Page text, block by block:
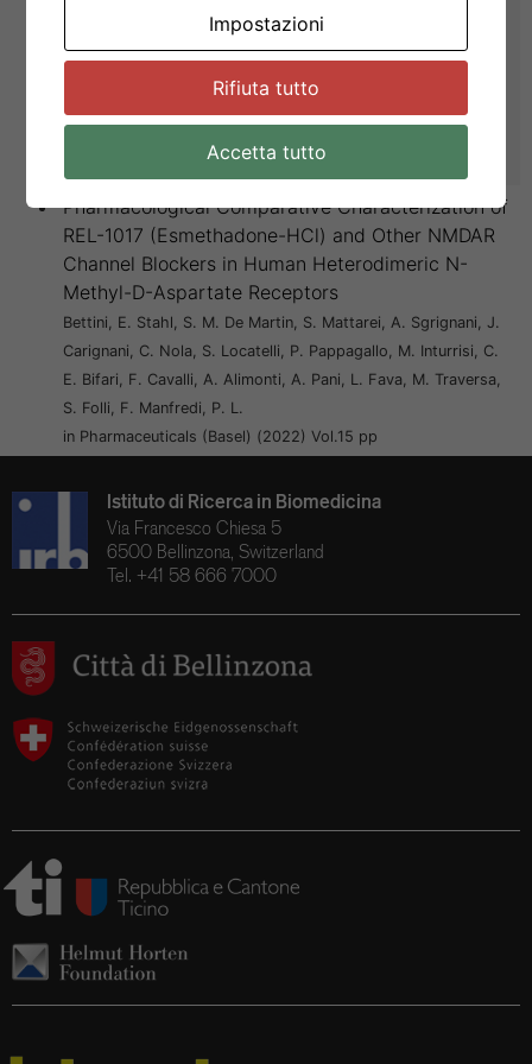
Fava, M. Stahl, S. M. De Martin, S. Mattarei, A. Bettini, E.
Comai, S. Alimonti, A. Bifari, F. Pani, L. Folli, F. Guidetti, C.
Furlan, A. Sgrignani, J. Locatelli, P. Cavalli, A. O'Gorman, C.
Traversa, S. Inturrisi, C. E. Pappagallo, M. Manfredi, P. L.
Pharmacological Comparative Characterization of
REL-1017 (Esmethadone-HCl) and Other NMDAR
Channel Blockers in Human Heterodimeric N-
Methyl-D-Aspartate Receptors
Bettini, E. Stahl, S. M. De Martin, S. Mattarei, A. Sgrignani, J.
Carignani, C. Nola, S. Locatelli, P. Pappagallo, M. Inturrisi, C.
E. Bifari, F. Cavalli, A. Alimonti, A. Pani, L. Fava, M. Traversa,
S. Folli, F. Manfredi, P. L.
in Pharmaceuticals (Basel) (2022) Vol.15 pp
Istituto di Ricerca in Biomedicina
Via Francesco Chiesa 5
6500 Bellinzona, Switzerland
Tel. +41 58 666 7000
Impostazioni
Rifiuta tutto
Accetta tutto